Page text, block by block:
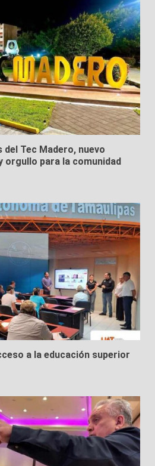
Tec Madero, nuevo
orgullo para la comunidad
a la educación superior